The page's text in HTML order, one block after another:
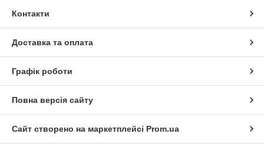
Контакти
Доставка та оплата
Графік роботи
Повна версія сайту
Сайт створено на маркетплейсі Prom.ua